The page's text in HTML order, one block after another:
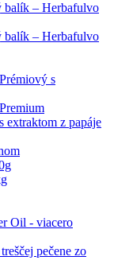
balík – Herbafulvo
balík – Herbafulvo
s
extraktom z papáje
Oil - viacero
pečene zo